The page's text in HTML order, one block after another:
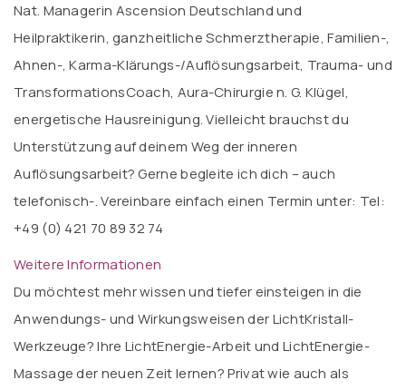
Nat. Managerin Ascension Deutschland und
Heilpraktikerin, ganzheitliche Schmerztherapie, Familien-,
Ahnen-, Karma-Klärungs-/Auflösungsarbeit, Trauma- und
TransformationsCoach, Aura-Chirurgie n. G. Klügel,
energetische Hausreinigung. Vielleicht brauchst du
Unterstützung auf deinem Weg der inneren
Auflösungsarbeit? Gerne begleite ich dich – auch
telefonisch-. Vereinbare einfach einen Termin unter: Tel:
+49 (0) 421 70 89 32 74
Weitere Informationen
Du möchtest mehr wissen und tiefer einsteigen in die
Anwendungs- und Wirkungsweisen der LichtKristall-
Werkzeuge? Ihre LichtEnergie-Arbeit und LichtEnergie-
Massage der neuen Zeit lernen? Privat wie auch als